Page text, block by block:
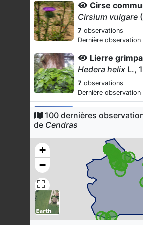
Cirse
Cirsium vulgare
7 observations
Dernière observation
Lierre
Hedera helix L.,
7 observations
Dernière observation
Chêne vert
Quercus ilex
L.,
Dernière observation
Orme mineur
Ulmus minor
observations
Dernière
Brachypode
100 dernières
de Cendras
+
−